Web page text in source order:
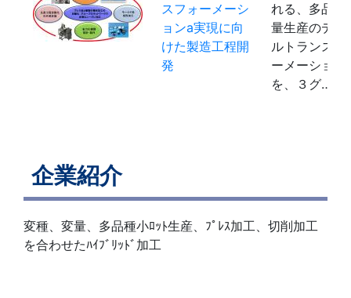
スフォーメーシ
ョンa実現に向
けた製造工程開
発
れる、多品種
量生産のデジ
ルトランスフ
ーメーション
を、３グ…
企業紹介
変種、変量、多品種小ﾛｯﾄ生産、ﾌﾟﾚｽ加工、切削加工
を合わせたﾊｲﾌﾞﾘｯﾄﾞ加工